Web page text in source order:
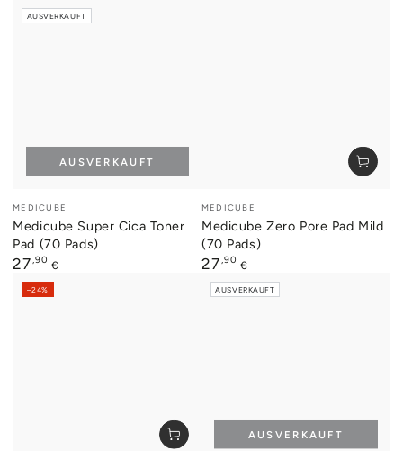
Verkäufer/in:
MEDICUBE
Medicube Super Cica Toner
Pad (70 Pads)
Regulärer
27,90 €
AUSVERKAUFT
AUSVERKAUFT
Verkäufer/in:
MEDICUBE
Medicube Zero Pore Pad Mild
(70 Pads)
Regulärer
27,90 €
–24%
AUSVERKAUFT
AUSVERKAUFT